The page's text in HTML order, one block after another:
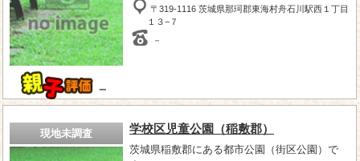
－
〒319-1116 茨城県那珂郡東海村舟石川駅西１丁目
１３−７
－
現地未調査 学校区児童公園（稲敷郡）
茨城県稲敷郡にある都市公園（街区公園）で